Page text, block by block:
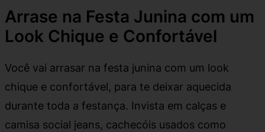
Arrase na Festa Junina com um
Look Chique e Confortável
Você vai arrasar na festa junina com um look
chique e confortável, para te deixar aquecida
durante toda a festança. Invista em calças e
camisa social jeans, cachecóis usados como